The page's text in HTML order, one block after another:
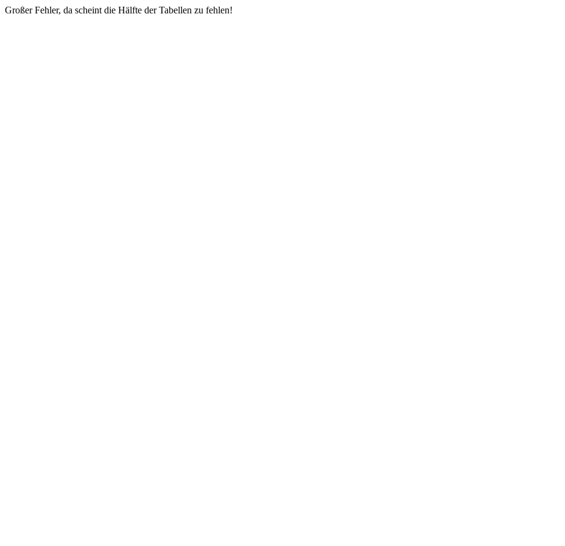
Großer Fehler, da scheint die Hälfte der Tabellen zu fehlen!